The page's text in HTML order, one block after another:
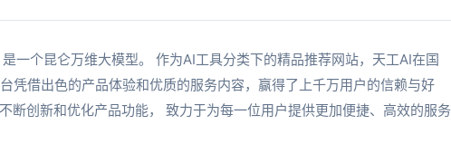
一个昆仑万维大模型。 作为AI工具分类下的精品推荐网站，天工AI在国
凭借出色的产品体验和优质的服务内容，赢得了上千万用户的信赖与好
断创新和优化产品功能， 致力于为每一位用户提供更加便捷、高效的服务